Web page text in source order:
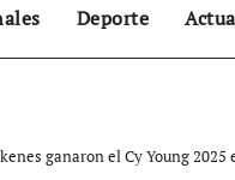
Deporte
ganaron el Cy Young 2025